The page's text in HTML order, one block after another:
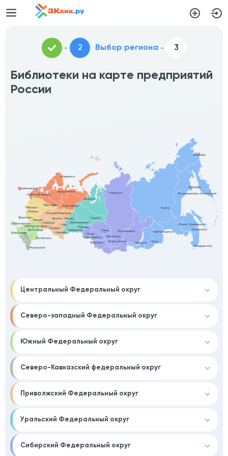
Выбор региона
Библиотеки на карте предприятий
России
Центральный Федеральный округ
Северо-западный Федеральный округ
Южный Федеральный округ
Северо-Кавказский федеральный округ
Приволжский Федеральный округ
Уральский Федеральный округ
Сибирский Федеральный округ